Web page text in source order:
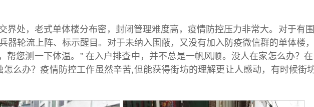
界处，老式单体楼分布密，封闭管理难度高，疫情防控压力非常大。对于有
器轮流上阵、标示醒目。对于未纳入围蔽，又没有加入防疫微信群的单体楼
帮您测一下体温。” 在入户排查中，并不总是一帆风顺。没人在家怎么办？
么办？疫情防控工作虽然辛苦,但能获得街坊的理解更让人感动，有时候街